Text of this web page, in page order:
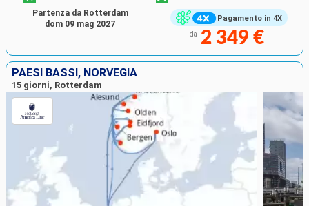
Pagamento in 4X
da 2 349 €
Partenza da Rotterdam
dom 09 mag 2027
PAESI BASSI, NORVEGIA
15 giorni, Rotterdam